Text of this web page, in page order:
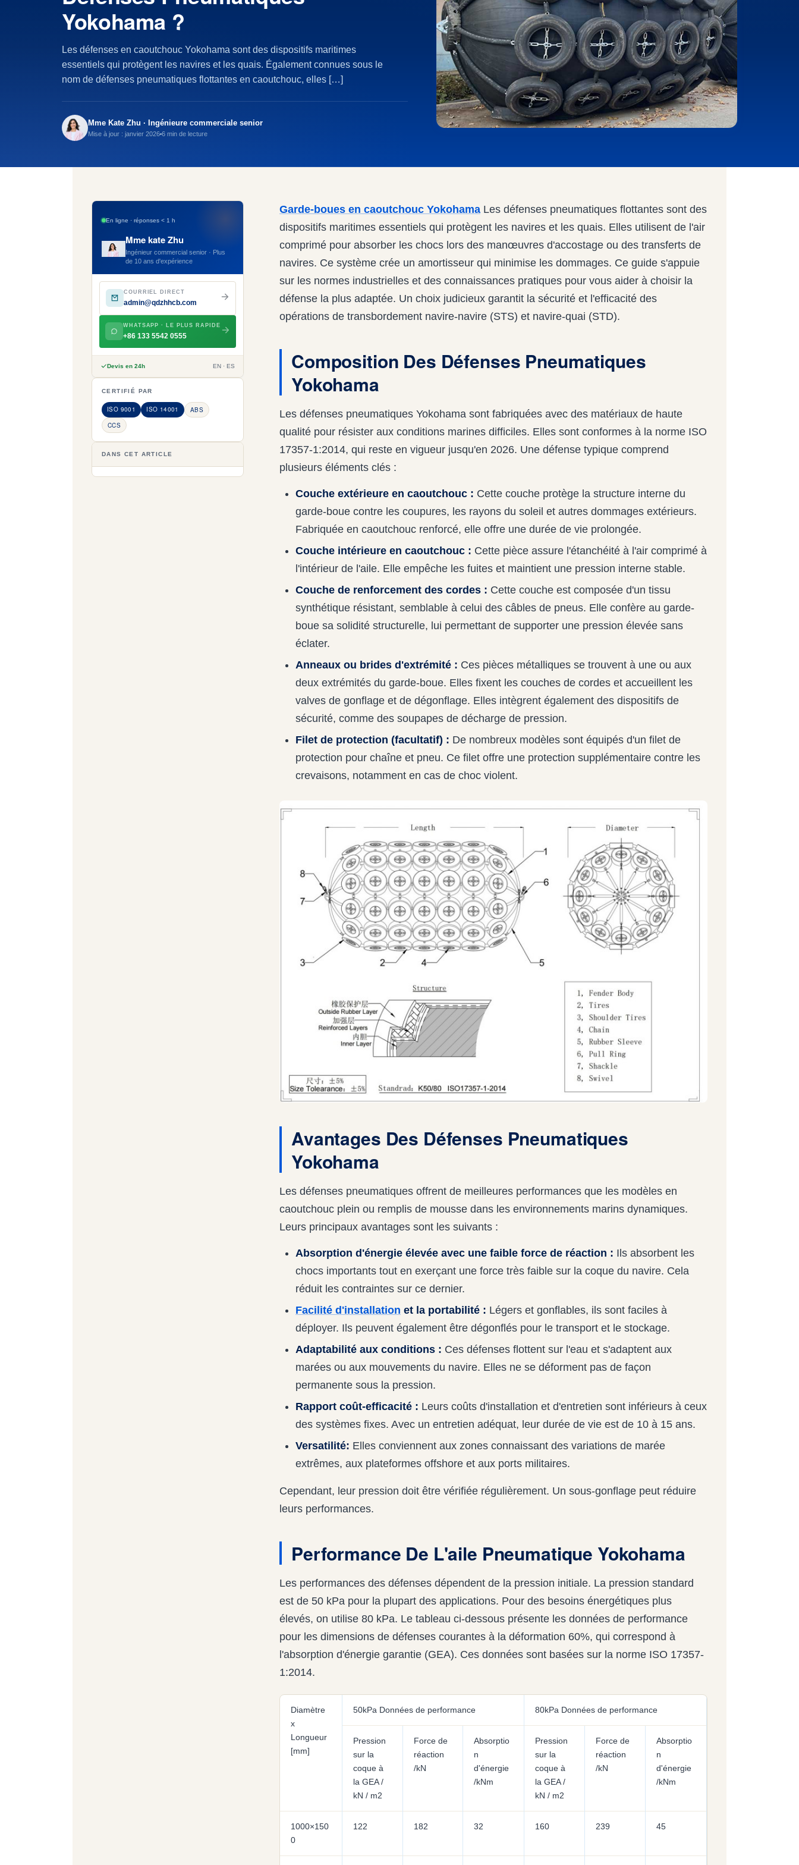
Yokohama ?
Les défenses en caoutchouc Yokohama sont des dispositifs maritimes
essentiels qui protègent les navires et les quais. Également connues sous le
nom de défenses pneumatiques flottantes en caoutchouc, elles […]
Mme Kate Zhu · Ingénieure commerciale senior
Mise à jour : janvier 2026 6 min de lecture
En ligne · réponses < 1 h
Mme kate Zhu
Ingénieur commercial senior · Plus
de 10 ans d'expérience
COURRIEL DIRECT
admin@qdzhhcb.com
WHATSAPP · LE PLUS RAPIDE
+86 133 5542 0555
Devis en 24h EN · ES
CERTIFIÉ PAR
ISO 9001 ISO 14001
ABS
CCS
DANS CET ARTICLE
Garde-boues en caoutchouc Yokohama Les défenses pneumatiques flottantes sont des
dispositifs maritimes essentiels qui protègent les navires et les quais. Elles utilisent de l'air
comprimé pour absorber les chocs lors des manœuvres d'accostage ou des transferts de
navires. Ce système crée un amortisseur qui minimise les dommages. Ce guide s'appuie
sur les normes industrielles et des connaissances pratiques pour vous aider à choisir la
défense la plus adaptée. Un choix judicieux garantit la sécurité et l'efficacité des
opérations de transbordement navire-navire (STS) et navire-quai (STD).
Composition Des Défenses Pneumatiques
Yokohama
Les défenses pneumatiques Yokohama sont fabriquées avec des matériaux de haute
qualité pour résister aux conditions marines difficiles. Elles sont conformes à la norme ISO
17357-1:2014, qui reste en vigueur jusqu'en 2026. Une défense typique comprend
plusieurs éléments clés :
Couche extérieure en caoutchouc : Cette couche protège la structure interne du
garde-boue contre les coupures, les rayons du soleil et autres dommages extérieurs.
Fabriquée en caoutchouc renforcé, elle offre une durée de vie prolongée.
Couche intérieure en caoutchouc : Cette pièce assure l'étanchéité à l'air comprimé à
l'intérieur de l'aile. Elle empêche les fuites et maintient une pression interne stable.
Couche de renforcement des cordes : Cette couche est composée d'un tissu
synthétique résistant, semblable à celui des câbles de pneus. Elle confère au garde-
boue sa solidité structurelle, lui permettant de supporter une pression élevée sans
éclater.
Anneaux ou brides d'extrémité : Ces pièces métalliques se trouvent à une ou aux
deux extrémités du garde-boue. Elles fixent les couches de cordes et accueillent les
valves de gonflage et de dégonflage. Elles intègrent également des dispositifs de
sécurité, comme des soupapes de décharge de pression.
Filet de protection (facultatif) : De nombreux modèles sont équipés d'un filet de
protection pour chaîne et pneu. Ce filet offre une protection supplémentaire contre les
crevaisons, notamment en cas de choc violent.
Avantages Des Défenses Pneumatiques
Yokohama
Les défenses pneumatiques offrent de meilleures performances que les modèles en
caoutchouc plein ou remplis de mousse dans les environnements marins dynamiques.
Leurs principaux avantages sont les suivants :
Absorption d'énergie élevée avec une faible force de réaction : Ils absorbent les
chocs importants tout en exerçant une force très faible sur la coque du navire. Cela
réduit les contraintes sur ce dernier.
Facilité d'installation et la portabilité : Légers et gonflables, ils sont faciles à
déployer. Ils peuvent également être dégonflés pour le transport et le stockage.
Adaptabilité aux conditions : Ces défenses flottent sur l'eau et s'adaptent aux
marées ou aux mouvements du navire. Elles ne se déforment pas de façon
permanente sous la pression.
Rapport coût-efficacité : Leurs coûts d'installation et d'entretien sont inférieurs à ceux
des systèmes fixes. Avec un entretien adéquat, leur durée de vie est de 10 à 15 ans.
Versatilité: Elles conviennent aux zones connaissant des variations de marée
extrêmes, aux plateformes offshore et aux ports militaires.
Cependant, leur pression doit être vérifiée régulièrement. Un sous-gonflage peut réduire
leurs performances.
Performance De L'aile Pneumatique Yokohama
Les performances des défenses dépendent de la pression initiale. La pression standard
est de 50 kPa pour la plupart des applications. Pour des besoins énergétiques plus
élevés, on utilise 80 kPa. Le tableau ci-dessous présente les données de performance
pour les dimensions de défenses courantes à la déformation 60%, qui correspond à
l'absorption d'énergie garantie (GEA). Ces données sont basées sur la norme ISO 17357-
1:2014.
Diamètre
x
Longueur
[mm]
50kPa Données de performance 80kPa Données de performance
Pression
sur la
coque à
la GEA /
kN / m2
Force de
réaction
/kN
Absorptio
n
d'énergie
/kNm
Pression
sur la
coque à
la GEA /
kN / m2
Force de
réaction
/kN
Absorptio
n
d'énergie
/kNm
1000×150
0
122 182 32 160 239 45